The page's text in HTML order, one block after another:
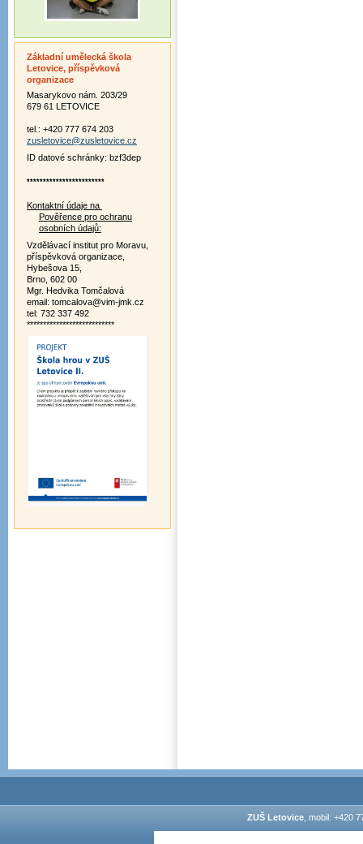
Základní umělecká škola
Letovice, příspěvková
organizace
Masarykovo nám. 203/29
679 61 LETOVICE
tel.: +420 777 674 203
zusletovice@zusletovice.cz
ID datové schránky: bzf3dep
************************
Kontaktní údaje na
Pověřence pro ochranu
osobních údajů:
Vzdělávací institut pro Moravu,
příspěvková organizace,
Hybešova 15,
Brno, 602 00
Mgr. Hedvika Tomčalová
email: tomcalova@vim-jmk.cz
tel: 732 337 492
***************************
ZUŠ Letovice, mobil: +420